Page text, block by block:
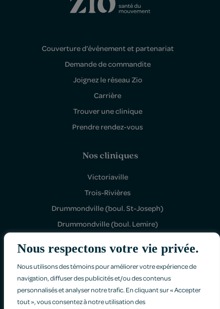
Nous respectons votre vie privée.
Nous utilisons des témoins pour améliorer votre expérience de
navigation, diffuser des publicités et/ou des contenus
personnalisés et analyser notre trafic. En cliquant sur « Accepter
tout », vous consentez à notre utilisation des
Couverture d’événement et partenariat
Demande de commandite
Joignez le réseau Zio
Carrière
Trouver une clinique
Prendre rendez-vous
Nos cliniques
Victoriaville
Trois-Rivières
Drummondville (boul. St-Joseph)
Drummondville (boul. Lemire)
Politique de confidentialité